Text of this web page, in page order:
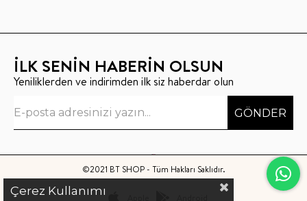
İLK SENİN HABERİN OLSUN
Yeniliklerden ve indirimden ilk siz haberdar olun
GÖNDER
©2021 BT SHOP - Tüm Hakları Saklıdır.
Çerez Kullanımı